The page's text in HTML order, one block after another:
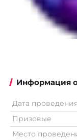
Информация
Дата проведения
Призовые
Место